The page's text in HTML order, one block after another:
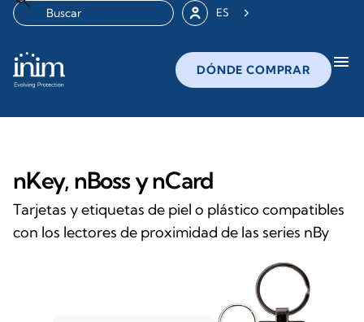
ES
DÓNDE COMPRAR menu
nKey, nBoss y nCard
Tarjetas y etiquetas de piel o plástico compatibles
con los lectores de proximidad de las series nBy